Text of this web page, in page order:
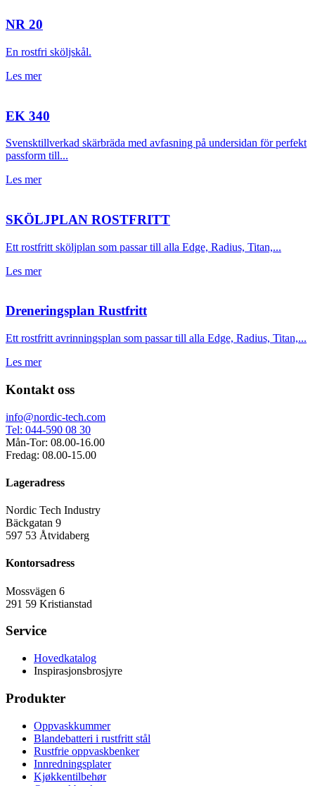
NR 20
En rostfri sköljskål.
Les mer
EK 340
Svensktillverkad skärbräda med avfasning på undersidan för perfekt
passform till...
Les mer
SKÖLJPLAN ROSTFRITT
Ett rostfritt sköljplan som passar till alla Edge, Radius, Titan,...
Les mer
Dreneringsplan Rustfritt
Ett rostfritt avrinningsplan som passar till alla Edge, Radius, Titan,...
Les mer
Kontakt oss
info@nordic-tech.com
Tel: 044-590 08 30
Mån-Tor: 08.00-16.00
Fredag: 08.00-15.00
Lageradress
Nordic Tech Industry
Bäckgatan 9
597 53 Åtvidaberg
Kontorsadress
Mossvägen 6
291 59 Kristianstad
Service
Hovedkatalog
Inspirasjonsbrosjyre
Produkter
Oppvaskkummer
Blandebatteri i rustfritt stål
Rustfrie oppvaskbenker
Innredningsplater
Kjøkkentilbehør